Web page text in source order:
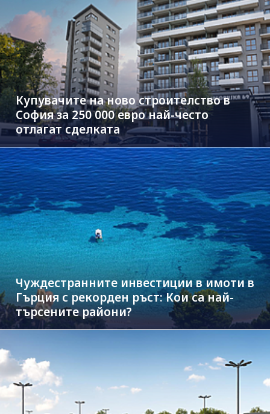
Купувачите на ново строителство в
София за 250 000 евро най-често
отлагат сделката
Чуждестранните инвестиции в имоти в
Гърция с рекорден ръст: Кои са най-
търсените райони?